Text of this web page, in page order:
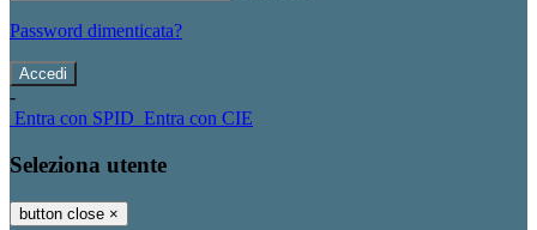
Password dimenticata?
-
Entra con SPID Entra con CIE
Seleziona utente
button close ×